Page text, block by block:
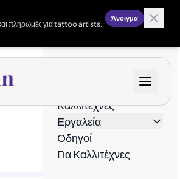
πληρωμές για tattoo artists.
Άνοιγμα
Καλλιτέχνες
Εργαλεία
Οδηγοί
Για Καλλιτέχνες